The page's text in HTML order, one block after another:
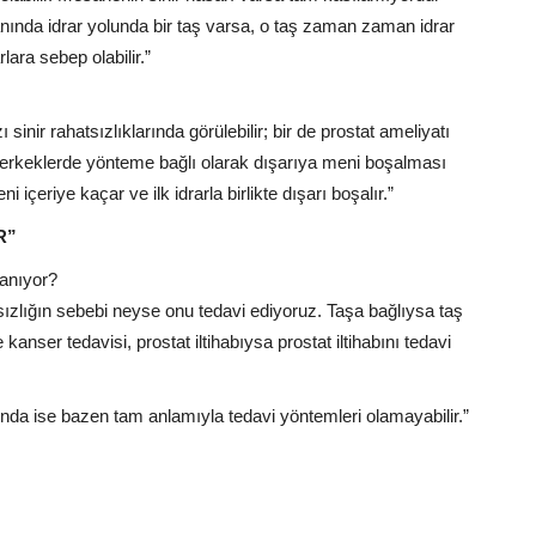
idrar yolunda bir taş varsa, o taş zaman zaman idrar
sebep olabilir.”
rahatsızlıklarında görülebilir; bir de prostat ameliyatı
yönteme bağlı olarak dışarıya meni boşalması
içeriye kaçar ve ilk idrarla birlikte dışarı boşalır.”
sebebi neyse onu tedavi ediyoruz. Taşa bağlıysa taş
tedavisi, prostat iltihabıysa prostat iltihabını tedavi
ise bazen tam anlamıyla tedavi yöntemleri olamayabilir.”